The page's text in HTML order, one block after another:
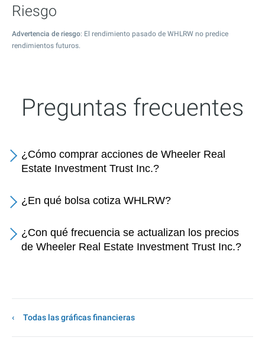
Riesgo
Advertencia de riesgo: El rendimiento pasado de WHLRW no predice
rendimientos futuros.
Preguntas frecuentes
¿Cómo comprar acciones de Wheeler Real
Estate Investment Trust Inc.?
¿En qué bolsa cotiza WHLRW?
¿Con qué frecuencia se actualizan los precios
de Wheeler Real Estate Investment Trust Inc.?
Todas las gráficas financieras